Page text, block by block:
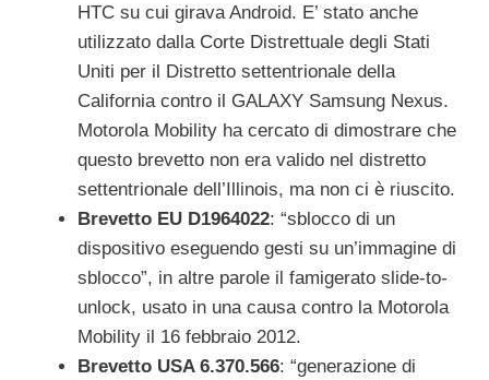
HTC su cui girava Android. E’ stato anche
utilizzato dalla Corte Distrettuale degli Stati
Uniti per il Distretto settentrionale della
California contro il GALAXY Samsung Nexus.
Motorola Mobility ha cercato di dimostrare che
questo brevetto non era valido nel distretto
settentrionale dell’Illinois, ma non ci è riuscito.
Brevetto EU D1964022: “sblocco di un
dispositivo eseguendo gesti su un’immagine di
sblocco”, in altre parole il famigerato slide-to-
unlock, usato in una causa contro la Motorola
Mobility il 16 febbraio 2012.
Brevetto USA 6.370.566: “generazione di